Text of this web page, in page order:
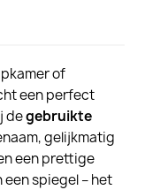
of
een perfect
degebruikte
gelijkmatig
een prettige
spiegel – het